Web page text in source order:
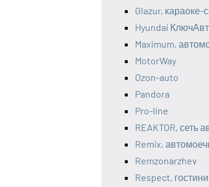
Glazur, караоке-
Hyundai
Maximum,
MotorWay
Ozon-auto
Pandora
Pro-line
REAKTOR, сеть
Remix,
Remzonarzhev
Respect,